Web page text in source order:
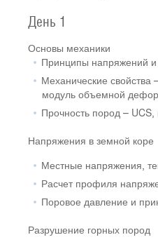
День 1
Основы механики
Принципы напряжений
Механические
модуль объемной
Прочность пород –
Напряжения в земной коре
Местные напряжения,
Расчет профиля
Поровое давление и
Разрушение горных пород